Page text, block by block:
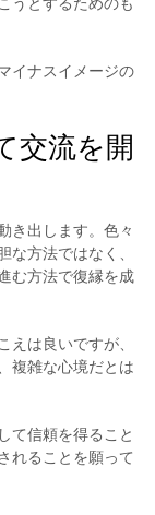
イナスイメージの
交流を開
き出します。色々
な方法ではなく、
む方法で復縁を成
えは良いですが、
複雑な心境だとは
て信頼を得ること
れることを願って